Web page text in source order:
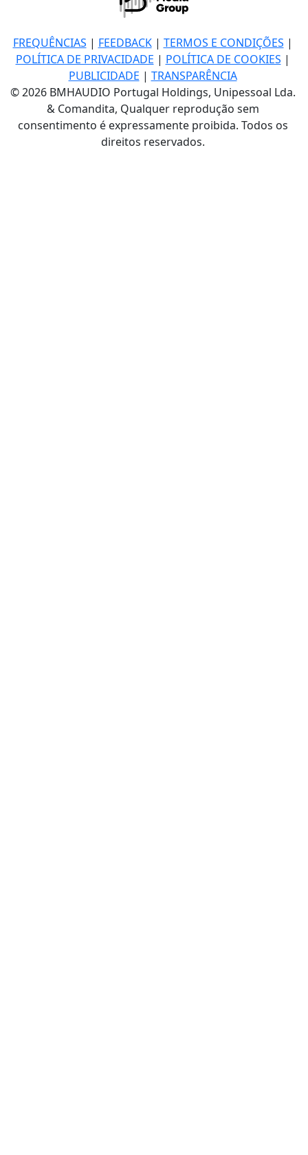
FREQUÊNCIAS | FEEDBACK| TERMOS E CONDIÇÕES |
POLÍTICA DE PRIVACIDADE | POLÍTICA DE COOKIES |
PUBLICIDADE | TRANSPARÊNCIA
© 2026 BMHAUDIO Portugal Holdings, Unipessoal Lda.
& Comandita, Qualquer reprodução sem
consentimento é expressamente proibida. Todos os
direitos reservados.